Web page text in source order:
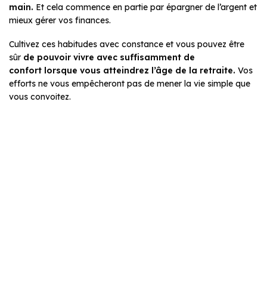
main. Et cela commence en partie par épargner de l’argent et
mieux gérer vos finances.
Cultivez ces habitudes avec constance et vous pouvez être
sûr de pouvoir vivre avec suffisamment de
confort lorsque vous atteindrez l’âge de la retraite. Vos
efforts ne vous empêcheront pas de mener la vie simple que
vous convoitez.